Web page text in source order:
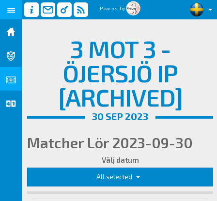
Powered by
3 MOT 3 -
ÖJERSJÖ IP
[ARCHIVED]
30 SEP 2023
Matcher Lör 2023-09-30
Välj datum
All selected